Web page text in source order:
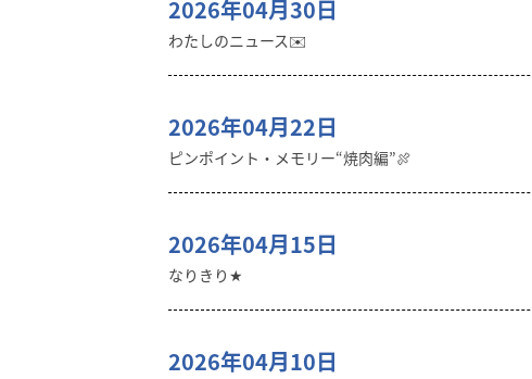
2026年04月30日
わたしのニュース✉️
2026年04月22日
ピンポイント・メモリー“焼肉編”🍖
2026年04月15日
なりきり★
2026年04月10日